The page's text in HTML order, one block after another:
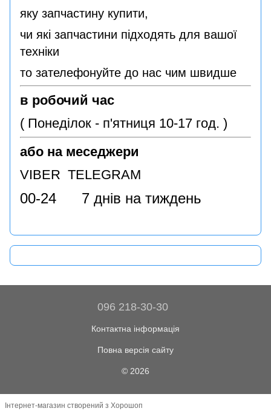
яку запчастину купити,
чи які запчастини підходять для вашої
техніки
то зателефонуйте до нас чим швидше
в робочий час
( Понеділок - п'ятниця 10-17 год. )
або на меседжери
VIBER TELEGRAM
00-24 7 днів на тиждень
096 218-30-30
Контактна інформація
Повна версія сайту
© 2026
Інтернет-магазин створений з Хорошоп